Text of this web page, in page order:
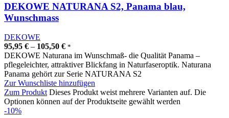
DEKOWE NATURANA S2, Panama blau,
Wunschmass
DEKOWE
95,95 € – 105,50 € *
DEKOWE Naturana im Wunschmaß- die Qualität Panama –
pflegeleichter, attraktiver Blickfang in Naturfaseroptik. Naturana
Panama gehört zur Serie NATURANA S2
Zur Wunschliste hinzufügen
Zum Produkt Dieses Produkt weist mehrere Varianten auf. Die
Optionen können auf der Produktseite gewählt werden
-10%